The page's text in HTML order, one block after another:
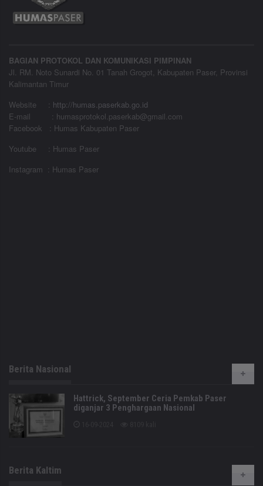
BAGIAN PROTOKOL DAN KOMUNIKASI PIMPINAN
Jl. RM. Noto Sunardi No. 01 Tanah Grogot, Kabupaten Paser, Provinsi
Kalimantan Timur
Website
: http://humas.paserkab.go.id
E-mail : humasprotokol.paserkab@gmail.com
Facebook : Humas Kabupaten Paser
Youtube : Humas Paser
Instagram : Humas Paser
Berita Nasional
Hattrick, September Ceria Pemkab Paser
diganjar 3 Penghargaan Nasional
Berita Kaltim